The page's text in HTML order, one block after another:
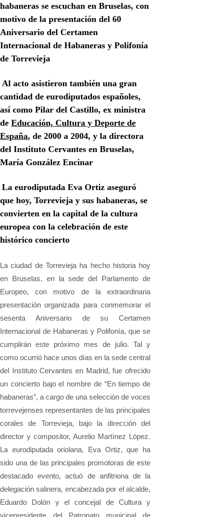
habaneras se escuchan en Bruselas, con
motivo de la presentación del 60
Aniversario del Certamen
Internacional de Habaneras y Polifonía
de Torrevieja
Al acto asistieron también una gran
cantidad de eurodiputados españoles,
así como Pilar del Castillo, ex ministra
de Educación, Cultura y Deporte de
España, de 2000 a 2004, y la directora
del Instituto Cervantes en Bruselas,
María González Encinar
La eurodiputada Eva Ortiz aseguró
que hoy, Torrevieja y sus habaneras, se
convierten en la capital de la cultura
europea con la celebración de este
histórico concierto
La ciudad de Torrevieja ha hecho historia hoy
en Bruselas, en la sede del Parlamento de
Europeo, con motivo de la extraordinaria
presentación organizada para conmemorar el
sesenta Aniversario de su Certamen
Internacional de Habaneras y Polifonía, que se
cumplirán este próximo mes de julio. Tal y
como ocurrió hace unos días en la sede central
del Instituto Cervantes en Madrid, fue ofrecido
un concierto bajo el nombre de “En tiempo de
habaneras”, a cargo de una selección de voces
torrevejenses representantes de las principales
corales de Torrevieja, bajo la dirección del
director y compositor, Aurelio Martínez López.
La eurodiputada oriolana, Eva Ortiz, que ha
sido una de las principales promotoras de este
destacado evento, actuó de anfitriona de la
delegación salinera, encabezada por el alcalde,
Eduardo Dolón y el concejal de Cultura y
vicepresidente del Patronato municipal de